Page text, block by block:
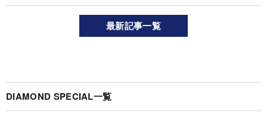
最新記事一覧
DIAMOND SPECIAL一覧